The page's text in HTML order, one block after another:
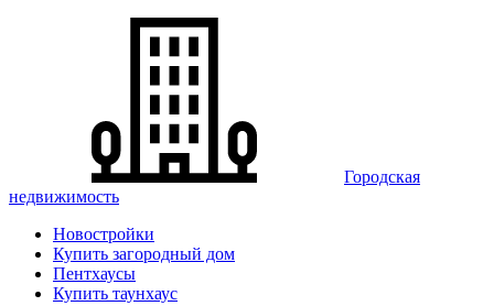
Городская
недвижимость
Новостройки
Купить загородный дом
Пентхаусы
Купить таунхаус